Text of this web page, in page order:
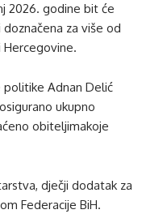
2026. godine bit će
za više od
Hercegovine.
politike Adnan Delić
ukupno
obiteljimakoje
dječji dodatak za
Federacije BiH.